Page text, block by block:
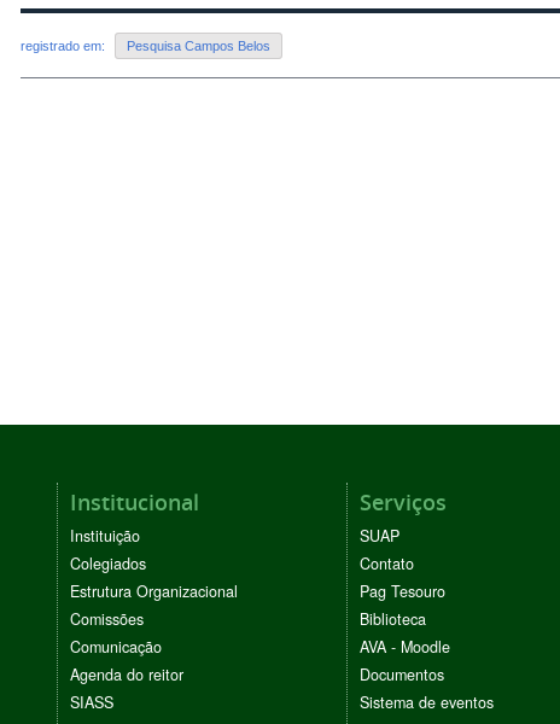
registrado em: Pesquisa Campos Belos
Institucional
Instituição
Colegiados
Estrutura Organizacional
Comissões
Comunicação
Agenda do reitor
SIASS
Serviços
SUAP
Contato
Pag Tesouro
Biblioteca
AVA - Moodle
Documentos
Sistema de eventos